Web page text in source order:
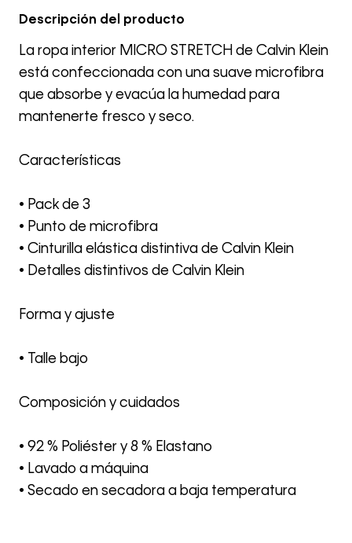
Descripción del producto
La ropa interior MICRO STRETCH de Calvin Klein
está confeccionada con una suave microfibra
que absorbe y evacúa la humedad para
mantenerte fresco y seco.
Características
• Pack de 3
• Punto de microfibra
• Cinturilla elástica distintiva de Calvin Klein
• Detalles distintivos de Calvin Klein
Forma y ajuste
• Talle bajo
Composición y cuidados
• 92 % Poliéster y 8 % Elastano
• Lavado a máquina
• Secado en secadora a baja temperatura